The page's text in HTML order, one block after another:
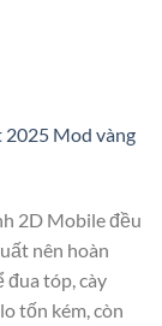
Mod vàng
2D Mobile đều
nên hoàn
tóp, cày
tốn kém, còn